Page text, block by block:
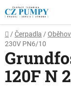
Přejít
na
obsah
Domů
/ Čerpadla /
230V PN6/10
120F N